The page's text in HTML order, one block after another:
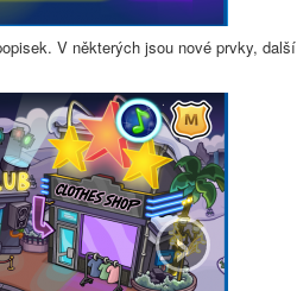
V některých jsou nové prvky, další
›